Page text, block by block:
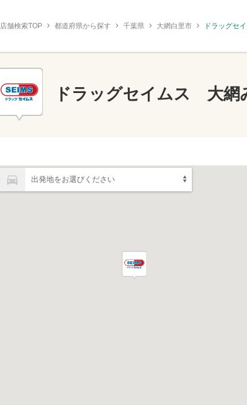
店舗検索TOP 都道府県から探す 千葉県 大網白里市 ドラッグセ
ドラッグセイムス 大網
出発地をお選びください